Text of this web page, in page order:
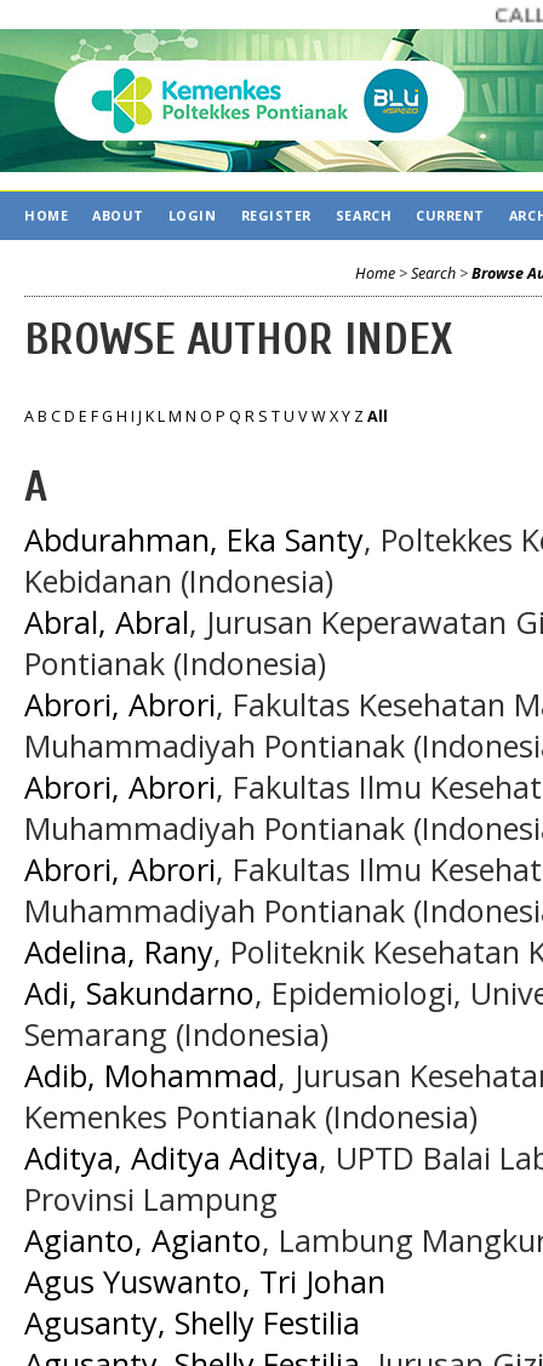
CALL
HOME ABOUT LOGIN REGISTER SEARCH CURRENT
Home >Search >Browse
BROWSE AUTHOR INDEX
AB CD E FG H I J KLM N O P Q R S TU VWXY ZAll
A
Abdurahman, Eka Santy, Poltekkes
Kebidanan (Indonesia)
Abral, Abral, Jurusan Keperawatan
Pontianak (Indonesia)
Abrori, Abrori, Fakultas Kesehatan
Muhammadiyah Pontianak
Abrori, Abrori, Fakultas Ilmu
Muhammadiyah Pontianak
Abrori, Abrori, Fakultas Ilmu
Muhammadiyah Pontianak
Adelina, Rany, Politeknik Kesehatan
Adi, Sakundarno, Epidemiologi,
Semarang (Indonesia)
Adib, Mohammad, Jurusan
Kemenkes Pontianak (Indonesia)
Aditya, Aditya Aditya, UPTD Balai
Provinsi Lampung
Agianto, Agianto, Lambung
Agus Yuswanto, Tri Johan
Agusanty, Shelly Festilia